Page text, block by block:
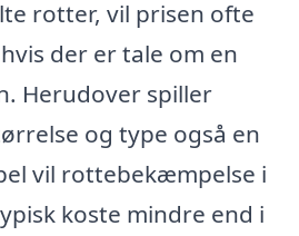
rotter, vil prisen ofte
der er tale om en
Herudover spiller
og type også en
vil rottebekæmpelse i
koste mindre end i